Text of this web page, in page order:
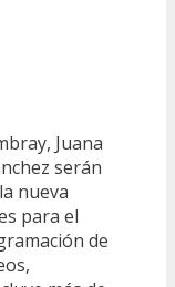
Juana
serán
nueva
para el
de